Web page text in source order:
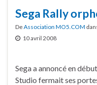
Sega Rally
DeAssociation MO5.COM
10 avril 2008
Sega a annoncé en
Studio fermait ses